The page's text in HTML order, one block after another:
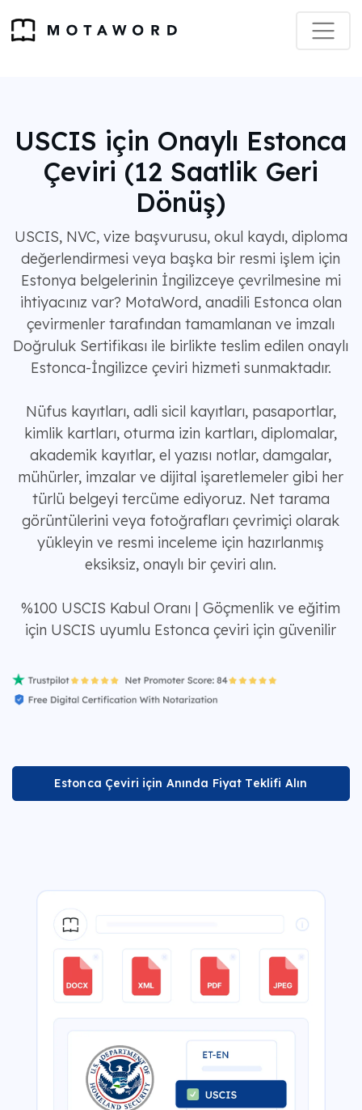
USCIS için Onaylı Estonca
Çeviri (12 Saatlik Geri
Dönüş)
USCIS, NVC, vize başvurusu, okul kaydı, diploma
değerlendirmesi veya başka bir resmi işlem için
Estonya belgelerinin İngilizceye çevrilmesine mi
ihtiyacınız var? MotaWord, anadili Estonca olan
çevirmenler tarafından tamamlanan ve imzalı
Doğruluk Sertifikası ile birlikte teslim edilen onaylı
Estonca-İngilizce çeviri hizmeti sunmaktadır.
Nüfus kayıtları, adli sicil kayıtları, pasaportlar,
kimlik kartları, oturma izin kartları, diplomalar,
akademik kayıtlar, el yazısı notlar, damgalar,
mühürler, imzalar ve dijital işaretlemeler gibi her
türlü belgeyi tercüme ediyoruz. Net tarama
görüntülerini veya fotoğrafları çevrimiçi olarak
yükleyin ve resmi inceleme için hazırlanmış
eksiksiz, onaylı bir çeviri alın.
%100 USCIS Kabul Oranı | Göçmenlik ve eğitim
için USCIS uyumlu Estonca çeviri için güvenilir
Estonca Çeviri için Anında Fiyat Teklifi Alın